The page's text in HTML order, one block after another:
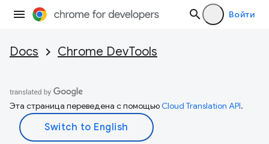
Войти
Docs Chrome DevTools
Эта страница переведена с помощьюCloud Translation API.